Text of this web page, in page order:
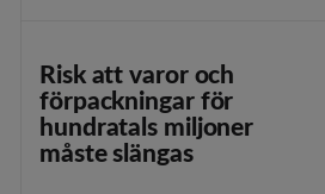
Risk att varor och
förpackningar för
hundratals miljoner
måste slängas